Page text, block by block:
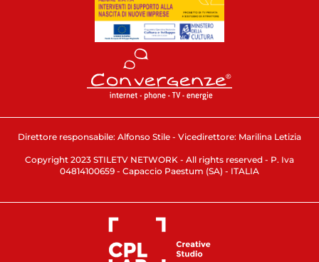
Direttore responsabile: Alfonso Stile - Vicedirettore: Marilina Letizia
Copyright 2023 STILETV NETWORK - All rights reserved - P. Iva
04814100659 - Capaccio Paestum (SA) - ITALIA